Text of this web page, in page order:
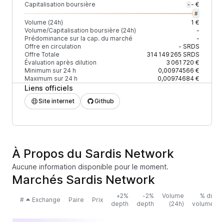
Capitalisation boursière - - €
#
Volume (24h)
1 €
Volume/Capitalisation boursière (24h)
-
Prédominance sur la cap. du marché
-
Offre en circulation
- SRDS
Offre Totale
314 149 265 SRDS
Évaluation après dilution
3 061 720 €
Minimum sur 24 h
0,00974566 €
Maximum sur 24 h
0,00974684 €
Liens officiels
Site internet Github
À Propos du Sardis Network
Aucune information disponible pour le moment.
Marchés Sardis Network
# Exchange Paire Prix
+2%
depth
-2%
depth
Volume
(24h)
% du
volume